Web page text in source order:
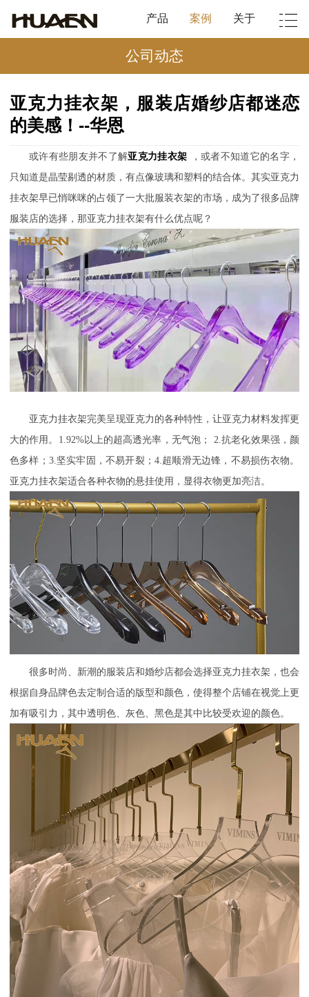
产品 案例 关于
公司动态
亚克力挂衣架，服装店婚纱店都迷恋
的美感！--华恩
或许有些朋友并不了解亚克力挂衣架
，或者不知道它的名字，
只知道是晶莹剔透的材质，有点像玻璃和塑料的结合体。其实亚克力
挂衣架早已悄咪咪的占领了一大批服装衣架的市场，成为了很多品牌
服装店的选择，那亚克力挂衣架有什么优点呢？
亚克力挂衣架完美呈现亚克力的各种特性，让亚克力材料发挥更
大的作用。 1.92%以上的超高透光率，无气泡；
2.抗老化效果强，颜
色多样；3.坚实牢固，不易开裂；4.超顺滑无边锋，不易损伤衣物。
亚克力挂衣架适合各种衣物的悬挂使用，显得衣物更加亮洁。
很多时尚、新潮的服装店和婚纱店都会选择亚克力挂衣架，也会
根据自身品牌色去定制合适的版型和颜色，使得整个店铺在视觉上更
加有吸引力，其中透明色、灰色、黑色是其中比较受欢迎的颜色。